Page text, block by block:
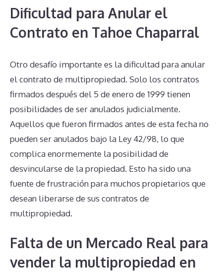
Dificultad para Anular el
Contrato en Tahoe Chaparral
Otro desafío importante es la dificultad para anular
el contrato de multipropiedad. Solo los contratos
firmados después del 5 de enero de 1999 tienen
posibilidades de ser anulados judicialmente.
Aquellos que fueron firmados antes de esta fecha no
pueden ser anulados bajo la Ley 42/98, lo que
complica enormemente la posibilidad de
desvincularse de la propiedad. Esto ha sido una
fuente de frustración para muchos propietarios que
desean liberarse de sus contratos de
multipropiedad.
Falta de un Mercado Real para
vender la multipropiedad en